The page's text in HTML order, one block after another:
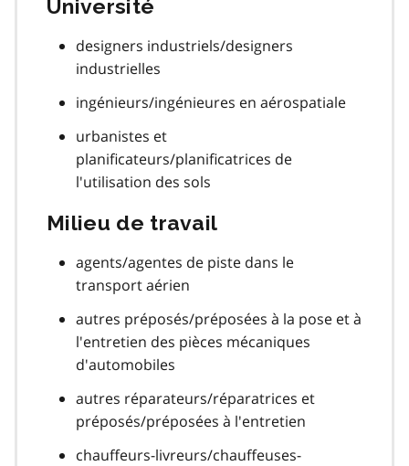
Université
designers industriels/designers
industrielles
ingénieurs/ingénieures en aérospatiale
urbanistes et
planificateurs/planificatrices de
l'utilisation des sols
Milieu de travail
agents/agentes de piste dans le
transport aérien
autres préposés/préposées à la pose et à
l'entretien des pièces mécaniques
d'automobiles
autres réparateurs/réparatrices et
préposés/préposées à l'entretien
chauffeurs-livreurs/chauffeuses-